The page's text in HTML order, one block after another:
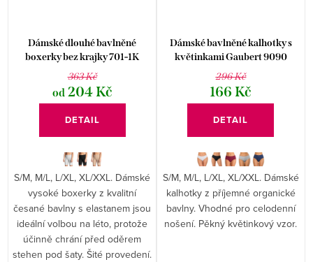
Dámské dlouhé bavlněné
boxerky bez krajky 701-1K
363 Kč
od 204 Kč
DETAIL
S/M, M/L, L/XL, XL/XXL. Dámské
vysoké boxerky z kvalitní
česané bavlny s elastanem jsou
ideální volbou na léto, protože
účinně chrání před oděrem
stehen pod šaty. Šité provedení.
Dámské bavlněné kalhotky s
květinkami Gaubert 9090
296 Kč
166 Kč
DETAIL
S/M, M/L, L/XL, XL/XXL. Dámské
kalhotky z příjemné organické
bavlny. Vhodné pro celodenní
nošení. Pěkný květinkový vzor.